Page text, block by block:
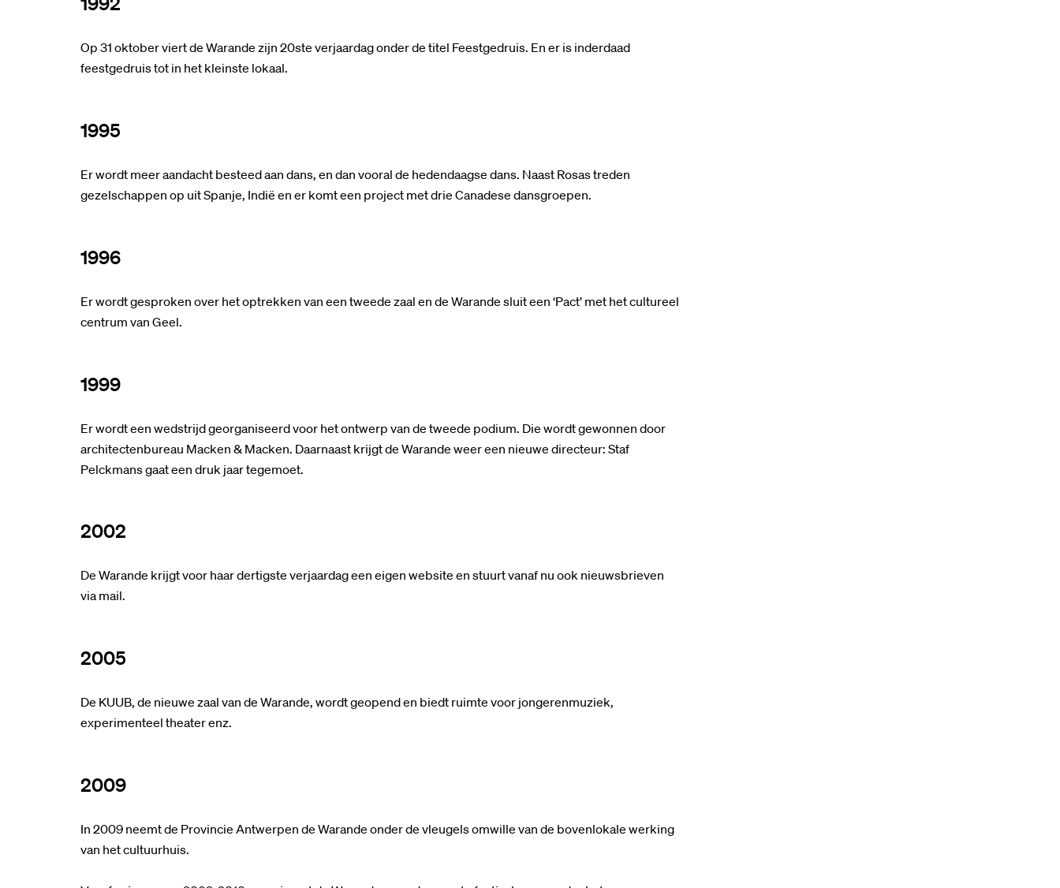
Op 31 oktober viert de Warande zijn 20ste verjaardag onder de titel Feestgedruis. En er is inderdaad
feestgedruis tot in het kleinste lokaal.
1995
Er wordt meer aandacht besteed aan dans, en dan vooral de hedendaagse dans. Naast Rosas treden
gezelschappen op uit Spanje, Indië en er komt een project met drie Canadese dansgroepen.
1996
Er wordt gesproken over het optrekken van een tweede zaal en de Warande sluit een ‘Pact’ met het cultureel
centrum van Geel.
1999
Er wordt een wedstrijd georganiseerd voor het ontwerp van de tweede podium. Die wordt gewonnen door
architectenbureau Macken & Macken. Daarnaast krijgt de Warande weer een nieuwe directeur: Staf
Pelckmans gaat een druk jaar tegemoet.
2002
De Warande krijgt voor haar dertigste verjaardag een eigen website en stuurt vanaf nu ook nieuwsbrieven
via mail.
2005
De KUUB, de nieuwe zaal van de Warande, wordt geopend en biedt ruimte voor jongerenmuziek,
experimenteel theater enz.
2009
In 2009 neemt de Provincie Antwerpen de Warande onder de vleugels omwille van de bovenlokale werking
van het cultuurhuis.